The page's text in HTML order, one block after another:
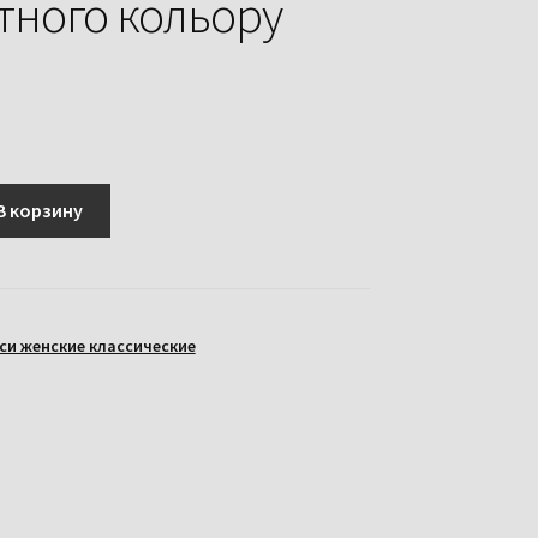
кольору
корзину
женские классические